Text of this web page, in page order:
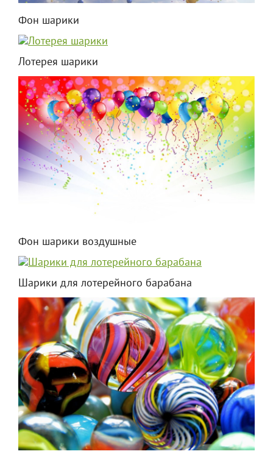
Фон шарики
Лотерея шарики
Фон шарики воздушные
Шарики для лотерейного барабана